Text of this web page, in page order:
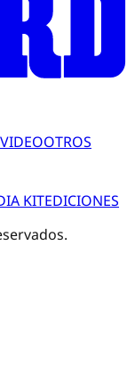
VIDEOOTROS
KITEDICIONES